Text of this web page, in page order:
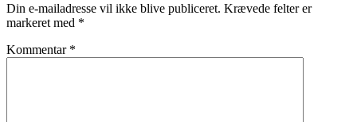
Din e-mailadresse vil ikke blive publiceret. Krævede felter er
markeret med *
Kommentar *